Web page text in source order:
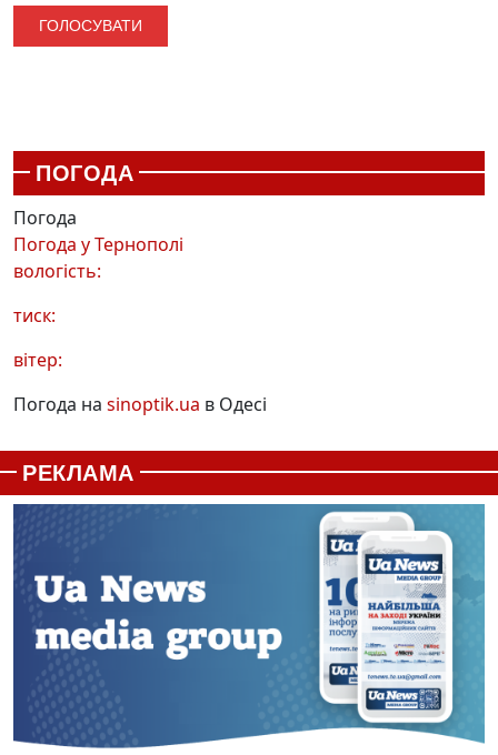
ПОГОДА
Погода
Погода уТернополі
вологість:
тиск:
вітер:
Погода на sinoptik.ua в Одесі
РЕКЛАМА